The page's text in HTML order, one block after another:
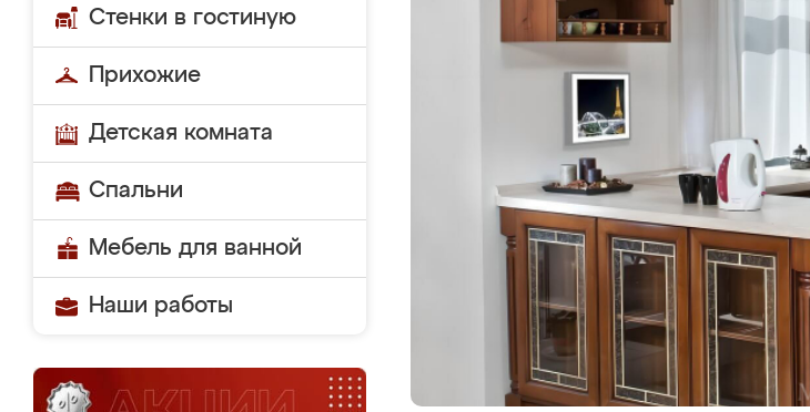
Стенки в гостиную
Прихожие
Детская комната
Спальни
Мебель для ванной
Наши работы